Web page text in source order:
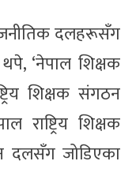
दलहरूसँग
‘नेपाल शिक्षक
शिक्षक संगठन
शिक्षक
दलसँग जोडिएका